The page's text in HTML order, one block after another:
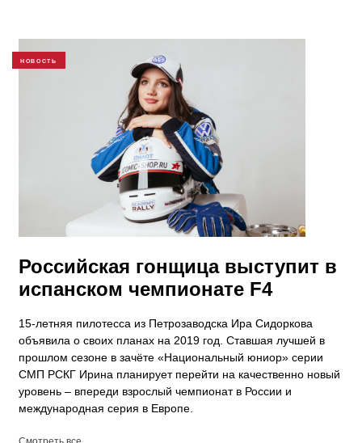
НОВОСТЬ
Российская гонщица выступит в
испанском чемпионате F4
15-летняя пилотесса из Петрозаводска Ира Сидоркова
объявила о своих планах на 2019 год. Ставшая лучшей в
прошлом сезоне в зачёте «Национальный юниор» серии
СМП РСКГ Ирина планирует перейти на качественно новый
уровень – впереди взрослый чемпионат в России и
международная серия в Европе.